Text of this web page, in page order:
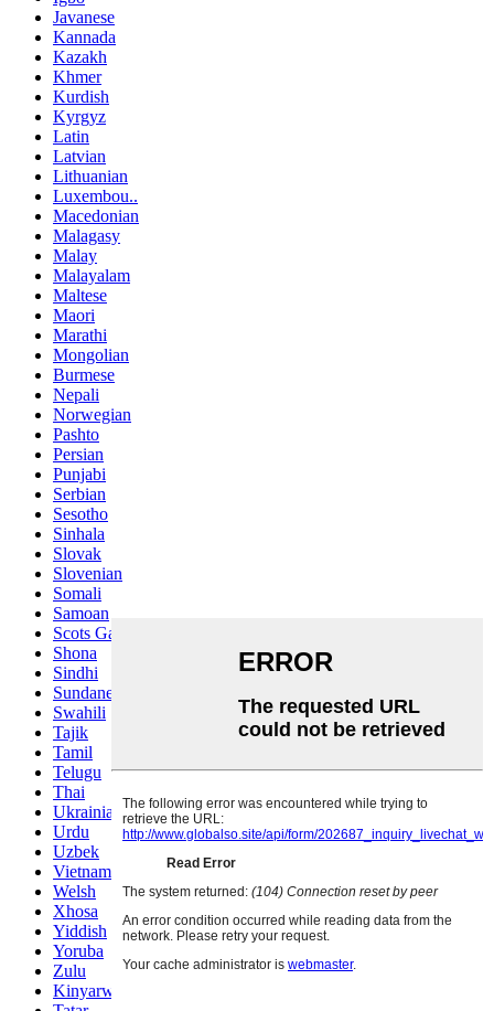
Javanese
Kannada
Kazakh
Khmer
Kurdish
Kyrgyz
Latin
Latvian
Lithuanian
Luxembou..
Macedonian
Malagasy
Malay
Malayalam
Maltese
Maori
Marathi
Mongolian
Burmese
Nepali
Norwegian
Pashto
Persian
Punjabi
Serbian
Sesotho
Sinhala
Slovak
Slovenian
Somali
Samoan
Scots Gaelic
Shona
Sindhi
Sundanese
Swahili
Tajik
Tamil
Telugu
Thai
Ukrainian
Urdu
Uzbek
Vietnamese
Welsh
Xhosa
Yiddish
Yoruba
Zulu
Kinyarwanda